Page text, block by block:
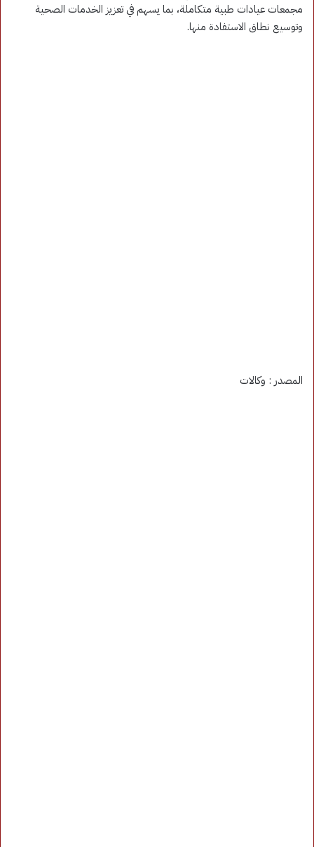
مجمعات عيادات طبية متكاملة، بما يسهم في تعزيز الخدمات الصحية
وتوسيع نطاق الاستفادة منها.
المصدر : وكالات